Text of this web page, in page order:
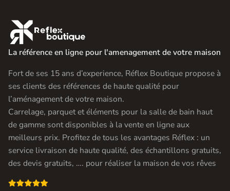

La référence en ligne pour l'amenagement de votre maison
Fort de ses 15 ans d’experience, Réflex Boutique propose à
ses clients des références de haute qualité pour
l’aménagement de votre maison.
Carrelage, parquet et éléments pour la salle de bain haut
de gamme sont disponibles à la vente en ligne aux
meilleurs prix. Profitez de tous les avantages Réflex : un
service livraison de haute qualité, des échantillons gratuits,
des devis gratuits, …. pour réaliser la maison de vos rêves
